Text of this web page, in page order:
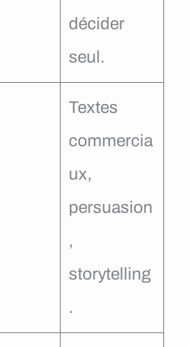
décider
seul.
Textes
commercia
ux,
persuasion
,
storytelling
.